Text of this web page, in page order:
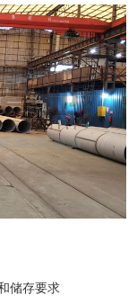
储存要求